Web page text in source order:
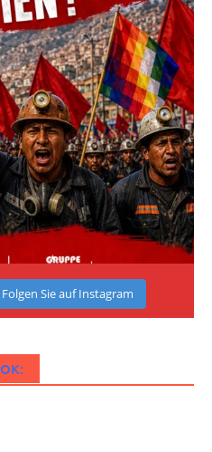
Folgen Sie auf Instagram